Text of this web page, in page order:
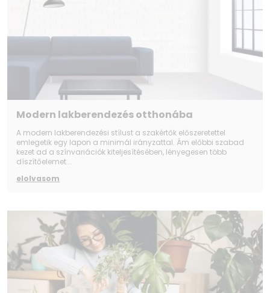
Modern lakberendezés otthonába
A modern lakberendezési stílust a szakértők előszeretettel
emlegetik egy lapon a minimál irányzattal. Ám előbbi szabad
kezet ad a színvariációk kiteljesítésében, lényegesen több
díszítőelemet...
elolvasom